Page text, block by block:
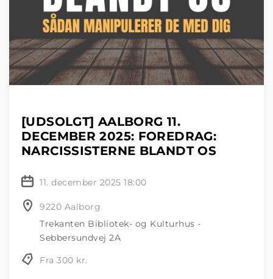
[UDSOLGT] AALBORG 11.
DECEMBER 2025: FOREDRAG:
NARCISSISTERNE BLANDT OS
11. december 2025 18:00
9220 Aalborg
Trekanten Bibliotek- og Kulturhus -
Sebbersundvej 2A
Fra 300 kr.